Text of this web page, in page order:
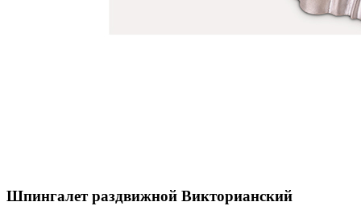
Шпингалет раздвижной Викторианский